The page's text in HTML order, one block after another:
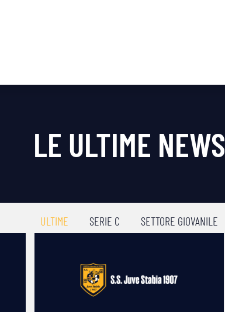
LE ULTIME NEWS
ULTIME SERIE C SETTORE GIOVANILE